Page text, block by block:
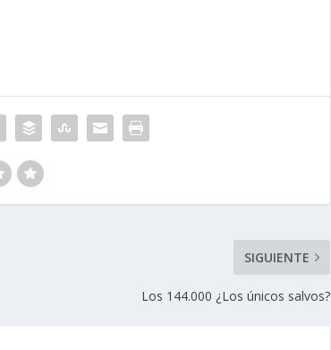
SIGUIENTE
Los 144.000 ¿Los únicos salvos?